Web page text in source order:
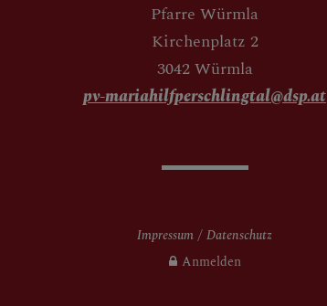
Pfarre Würmla
Kirchenplatz 2
3042 Würmla
pv-mariahilfperschlingtal@dsp.at
Impressum
Datenschutz
Anmelden